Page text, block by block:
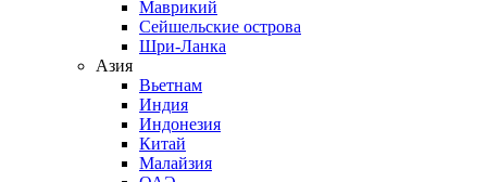
Маврикий
Сейшельские острова
Шри-Ланка
Азия
Вьетнам
Индия
Индонезия
Китай
Малайзия